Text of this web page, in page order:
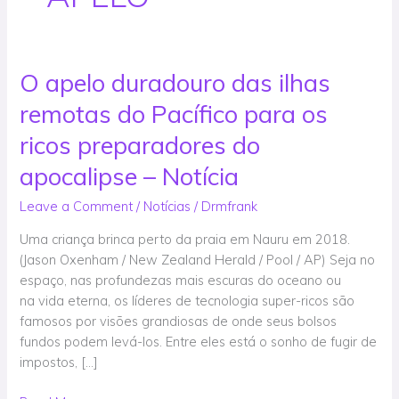
O apelo duradouro das ilhas
remotas do Pacífico para os
ricos preparadores do
apocalipse – Notícia
Leave a Comment / Notícias / Drmfrank
Uma criança brinca perto da praia em Nauru em 2018.
(Jason Oxenham / New Zealand Herald / Pool / AP) Seja no
espaço, nas profundezas mais escuras do oceano ou
na vida eterna, os líderes de tecnologia super-ricos são
famosos por visões grandiosas de onde seus bolsos
fundos podem levá-los. Entre eles está o sonho de fugir de
impostos, […]
O
apelo
duradouro
das
ilhas
remotas
do
para
os
ricos
preparadores
do
apocalipse
–